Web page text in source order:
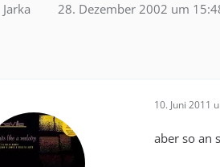
Jarka 28. Dezember 2002 um
10. Juni 2011
aber so an